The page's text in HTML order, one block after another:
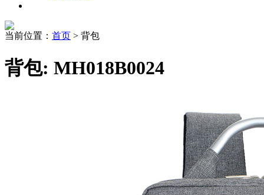
当前位置： 首页 > 背包
背包: MH018B0024